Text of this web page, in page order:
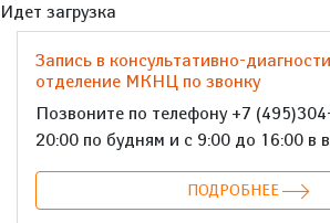
Идет загрузка
Запись в консультативно-
отделение МКНЦ по звонку
Позвоните по телефону +7
20:00 по будням и с 9:00 до 16:00 в
ПОДРОБНЕЕ